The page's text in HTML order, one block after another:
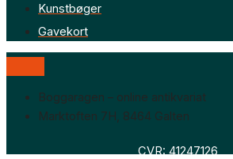
Kunstbøger
Gavekort
Boggaragen – online antikvariat
Marktoften 7H, 8464 Galten
CVR: 41247126